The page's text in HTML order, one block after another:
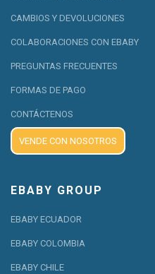
CAMBIOS Y DEVOLUCIONES
COLABORACIONES CON EBABY
PREGUNTAS FRECUENTES
FORMAS DE PAGO
CONTÁCTENOS
VENDE CON NOSOTROS
EBABY GROUP
EBABY ECUADOR
EBABY COLOMBIA
EBABY CHILE